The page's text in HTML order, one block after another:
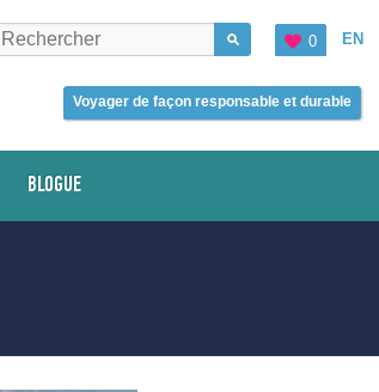
EN
0
Voyager de façon responsable et durable
BLOGUE